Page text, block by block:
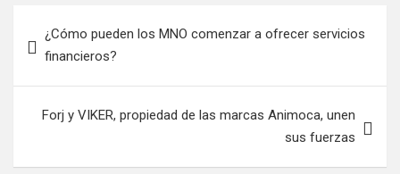
de ¿Cómo pueden los MNO comenzar a ofrecer servicios
financieros?
Forj y VIKER, propiedad de las marcas Animoca, unen
sus fuerzas